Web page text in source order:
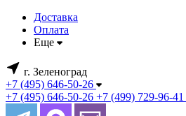
Доставка
Оплата
Еще
г. Зеленоград
+7 (495) 646-50-26
+7 (495) 646-50-26 +7 (499) 729-96-41